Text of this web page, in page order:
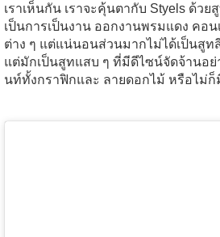
เราเห็นกัน เราจะคุ้นตากับ Styels ด้วย
เป็นการเป็นงาน ออกงานพรมแดง คอน
ต่าง ๆ แต่แน่นอนส่วนมากไม่ได้เป็นสูท
แต่มักเป็นสูทแสบ ๆ ที่มีดีไซน์จัดจ้านอย่
นท์ทั้งกราฟิกและ ลายดอกไม้ หรือไม่